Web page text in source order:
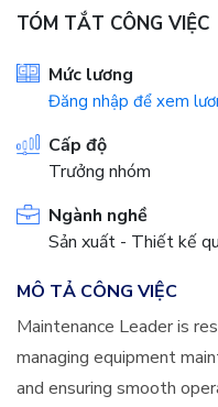
TÓM TẮT CÔNG VIỆC
Mức lương
Đăng nhập để xem
Cấp độ
Trưởng nhóm
Ngành nghề
Sản xuất - Thiết kế
MÔ TẢ CÔNG VIỆC
Maintenance Leader is
managing equipment
and ensuring smooth